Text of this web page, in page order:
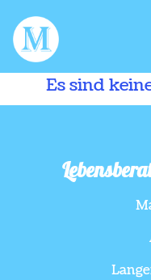
Es sind